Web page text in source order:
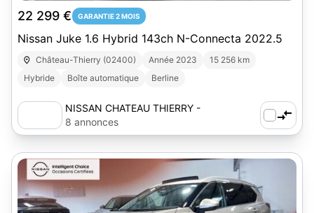
22 299 € GARANTIE 2 MOIS
Nissan Juke 1.6 Hybrid 143ch N-Connecta 2022.5
Château-Thierry (02400) Année 2023
15 256 km
Hybride
Boîte automatique Berline
NISSAN CHATEAU THIERRY -
AUTOSPHERE
8 annonces